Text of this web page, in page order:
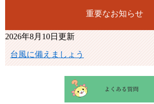
重要なお知らせ
2026年8月10日更新
台風に備えましょう